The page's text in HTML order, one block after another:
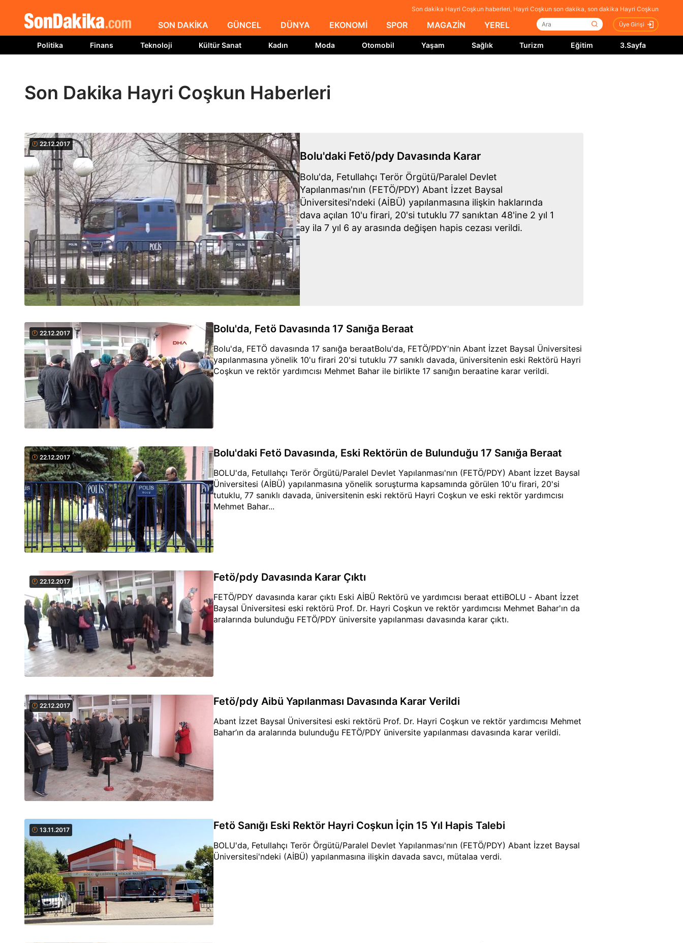
Son dakika Hayri Coşkun haberleri, Hayri Coşkun son dakika, son dakika Hayri Coşkun
SON DAKİKA GÜNCEL DÜNYA EKONOMİ SPOR MAGAZİN YEREL Üye Girişi
Politika Finans Teknoloji Kültür Sanat Kadın Moda Otomobil Yaşam Sağlık Turizm Eğitim 3.Sayfa
Son Dakika Hayri Coşkun Haberleri
22.12.2017
Bolu'daki Fetö/pdy Davasında Karar
Bolu'da, Fetullahçı Terör Örgütü/Paralel Devlet
Yapılanması'nın (FETÖ/PDY) Abant İzzet Baysal
Üniversitesi'ndeki (AİBÜ) yapılanmasına ilişkin haklarında
dava açılan 10'u firari, 20'si tutuklu 77 sanıktan 48'ine 2 yıl 1
ay ila 7 yıl 6 ay arasında değişen hapis cezası verildi.
22.12.2017 Bolu'da, Fetö Davasında 17 Sanığa Beraat
Bolu'da, FETÖ davasında 17 sanığa beraatBolu'da, FETÖ/PDY'nin Abant İzzet Baysal Üniversitesi
yapılanmasına yönelik 10'u firari 20'si tutuklu 77 sanıklı davada, üniversitenin eski Rektörü Hayri
Coşkun ve rektör yardımcısı Mehmet Bahar ile birlikte 17 sanığın beraatine karar verildi.
22.12.2017 Bolu'daki Fetö Davasında, Eski Rektörün de Bulunduğu 17 Sanığa Beraat
BOLU'da, Fetullahçı Terör Örgütü/Paralel Devlet Yapılanması'nın (FETÖ/PDY) Abant İzzet Baysal
Üniversitesi (AİBÜ) yapılanmasına yönelik soruşturma kapsamında görülen 10'u firari, 20'si
tutuklu, 77 sanıklı davada, üniversitenin eski rektörü Hayri Coşkun ve eski rektör yardımcısı
Mehmet Bahar...
22.12.2017 Fetö/pdy Davasında Karar Çıktı
FETÖ/PDY davasında karar çıktı Eski AİBÜ Rektörü ve yardımcısı beraat ettiBOLU - Abant İzzet
Baysal Üniversitesi eski rektörü Prof. Dr. Hayri Coşkun ve rektör yardımcısı Mehmet Bahar'ın da
aralarında bulunduğu FETÖ/PDY üniversite yapılanması davasında karar çıktı.
22.12.2017 Fetö/pdy Aibü Yapılanması Davasında Karar Verildi
Abant İzzet Baysal Üniversitesi eski rektörü Prof. Dr. Hayri Coşkun ve rektör yardımcısı Mehmet
Bahar’ın da aralarında bulunduğu FETÖ/PDY üniversite yapılanması davasında karar verildi.
13.11.2017 Fetö Sanığı Eski Rektör Hayri Coşkun İçin 15 Yıl Hapis Talebi
BOLU'da, Fetullahçı Terör Örgütü/Paralel Devlet Yapılanması'nın (FETÖ/PDY) Abant İzzet Baysal
Üniversitesi'ndeki (AİBÜ) yapılanmasına ilişkin davada savcı, mütalaa verdi.